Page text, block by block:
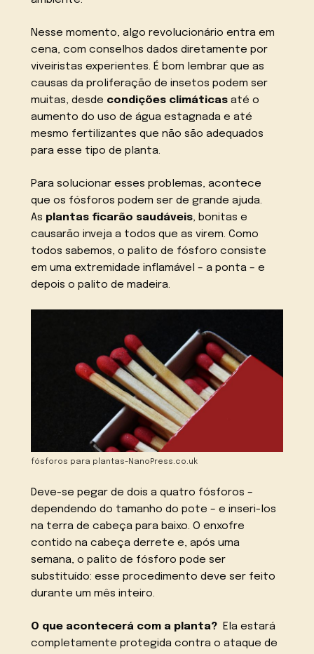
Nesse momento, algo revolucionário entra em
cena, com conselhos dados diretamente por
viveiristas experientes. É bom lembrar que as
causas da proliferação de insetos podem ser
muitas, desde condições climáticas até o
aumento do uso de água estagnada e até
mesmo fertilizantes que não são adequados
para esse tipo de planta.
Para solucionar esses problemas, acontece
que os fósforos podem ser de grande ajuda.
As plantas ficarão saudáveis, bonitas e
causarão inveja a todos que as virem. Como
todos sabemos, o palito de fósforo consiste
em uma extremidade inflamável – a ponta – e
depois o palito de madeira.
fósforos para plantas-NanoPress.co.uk
Deve-se pegar de dois a quatro fósforos –
dependendo do tamanho do pote – e inseri-los
na terra de cabeça para baixo. O enxofre
contido na cabeça derrete e, após uma
semana, o palito de fósforo pode ser
substituído: esse procedimento deve ser feito
durante um mês inteiro.
O que acontecerá com a planta?
Ela estará
completamente protegida contra o ataque de